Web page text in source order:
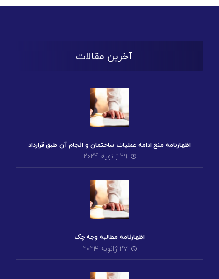
آخرین مقالات
اظهارنامه منع ادامه عملیات ساختمان و انجام آن طبق قرارداد
۲۹ ژانویه ۲۰۲۴
اظهارنامه مطالبه وجه چک
۲۷ ژانویه ۲۰۲۴